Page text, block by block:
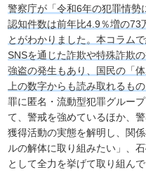
警察庁が「令和6年の犯罪情
認知件数は前年比4.9％増の73
とがわかりました。本コラム
SNSを通じた詐欺や特殊詐欺
強盗の発生もあり、国民の「
上の数字からも読み取れるも
罪に匿名・流動型犯罪グルー
て、警戒を強めているほか、
獲得活動の実態を解明し、関
ルの解体に取り組みたい」、
として全力を挙げて取り組ん